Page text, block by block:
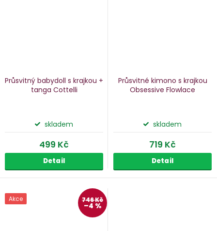
Průsvitný babydoll s krajkou +
tanga Cottelli
skladem
499 Kč
Detail
Průsvitné kimono s krajkou
Obsessive Flowlace
skladem
719 Kč
Detail
Akce 746 Kč
–4 %